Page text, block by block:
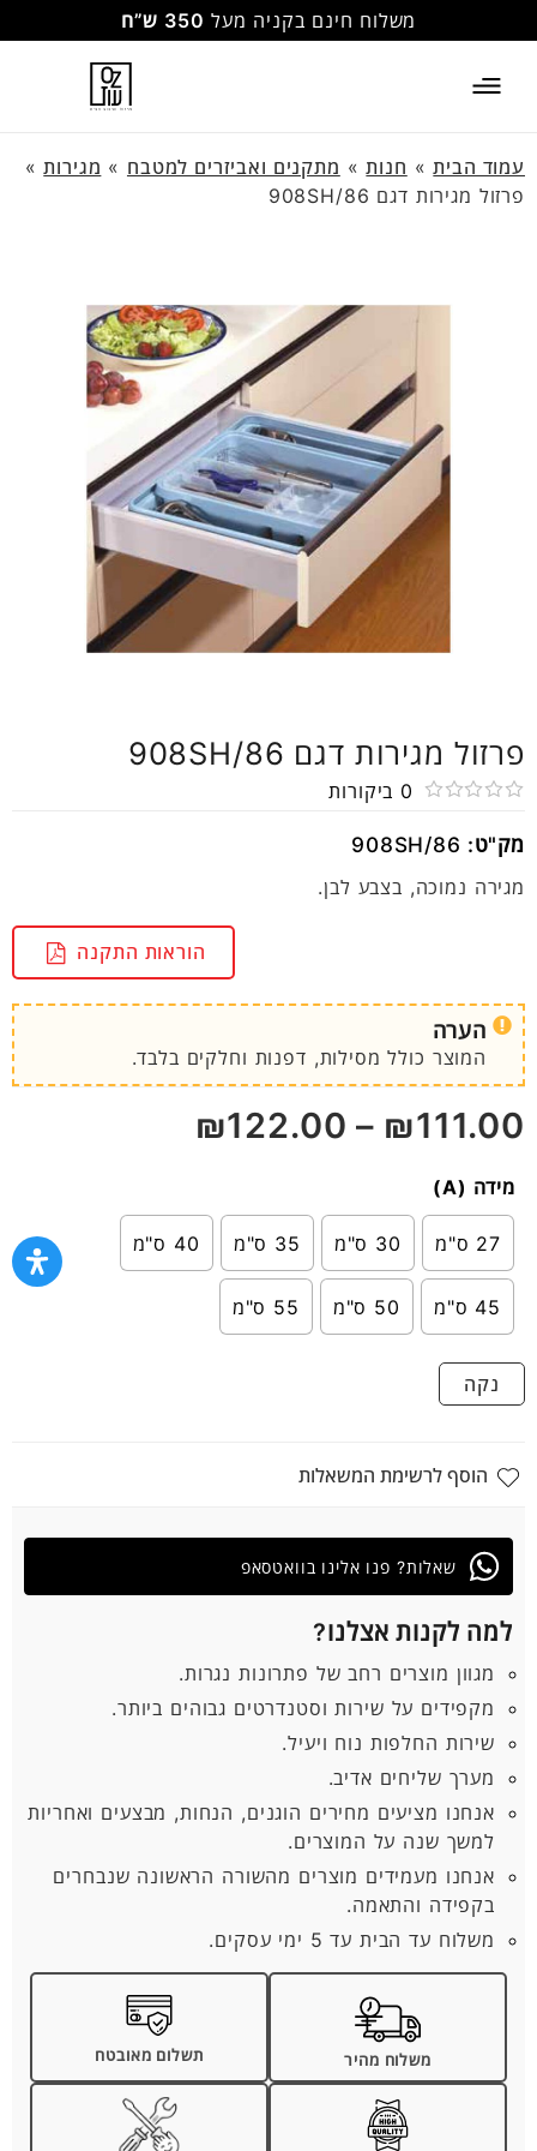
משלוח חינם בקניה מעל 350 ש”ח
עמוד הבית» חנות» מתקנים ואביזרים למטבח » מגירות»
פרזול מגירות דגם 908SH/86
פרזול מגירות דגם 908SH/86
0
מתוך
0 ביקורות
מק"ט: 908SH/86
מגירה נמוכה, בצבע לבן.
הוראות התקנה
הערה
המוצר כולל מסילות, דפנות וחלקים בלבד.
₪111.00
–
₪122.00
מידה (A)
27 ס"מ 30 ס"מ 35 ס"מ 40 ס"מ
45 ס"מ 50 ס"מ 55 ס"מ
נקה
הוסף לרשימת המשאלות
למה לקנות אצלנו?
מגוון מוצרים רחב של פתרונות נגרות.
מקפידים על שירות וסטנדרטים גבוהים ביותר.
שירות החלפות נוח ויעיל.
מערך שליחים אדיב.
אנחנו מציעים מחירים הוגנים, הנחות, מבצעים ואחריות
למשך שנה על המוצרים.
אנחנו מעמידים מוצרים מהשורה הראשונה שנבחרים
בקפידה והתאמה.
משלוח עד הבית עד 5 ימי עסקים.
משלוח מהיר תשלום מאובטח
שאלות? פנו אלינו בוואטסאפ